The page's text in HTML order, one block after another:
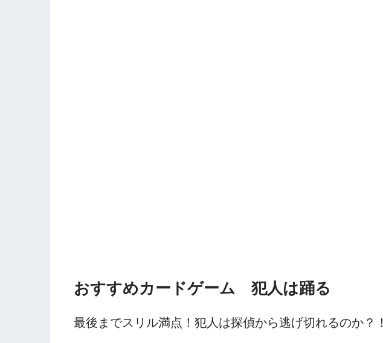
おすすめカードゲーム 犯人は踊る
最後までスリル満点！犯人は探偵から逃げ切れるのか？！